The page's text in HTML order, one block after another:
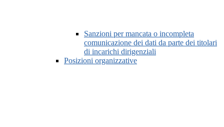
Sanzioni per mancata o incompleta
comunicazione dei dati da parte dei titolari
di incarichi dirigenziali
Posizioni organizzative